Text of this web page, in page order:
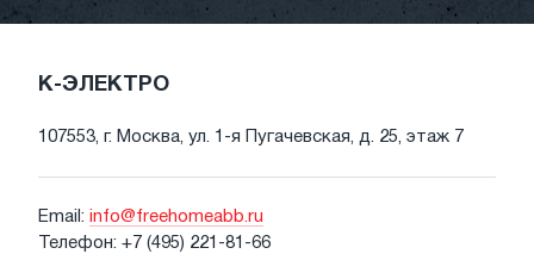
К-ЭЛЕКТРО
107553, г. Москва, ул. 1-я Пугачевская, д. 25, этаж 7
Email: info@freehomeabb.ru
Телефон: +7 (495) 221-81-66